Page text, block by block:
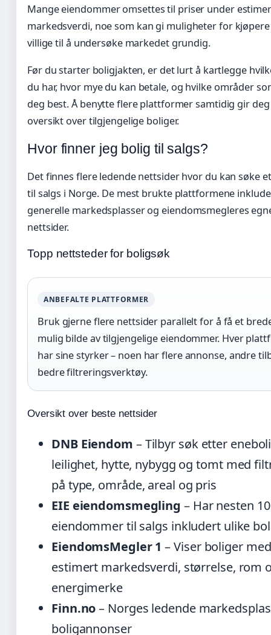
Mange eiendommer omsettes til priser under
markedsverdi, noe som kan gi muligheter for
villige til å undersøke markedet grundig.
Før du starter boligjakten, er det lurt å kartlegge
du har, hvor mye du kan betale, og hvilke områder
deg best. Å benytte flere plattformer samtidig gir
oversikt over tilgjengelige boliger.
Hvor finner jeg bolig til salgs?
Det finnes flere ledende nettsider hvor du kan søke
til salgs i Norge. De mest brukte plattformene
generelle markedsplasser og eiendomsmegleres
nettsider.
Topp nettsteder for boligsøk
ANBEFALTE PLATTFORMER
Bruk gjerne flere nettsider parallelt for å få et
mulig bilde av tilgjengelige eiendommer. Hver
har sine styrker – noen har flere annonse, andre
bedre filtreringsverktøy.
Oversikt over beste nettsider
DNB Eiendom – Tilbyr søk etter
leilighet, hytte, nybygg og tomt med
på type, område, areal og pris
EIE eiendomsmegling – Har nesten
eiendommer til salgs inkludert ulike
EiendomsMegler 1 – Viser boliger
estimert markedsverdi, størrelse, rom
energimerke
Finn.no– Norges ledende
boligannonser